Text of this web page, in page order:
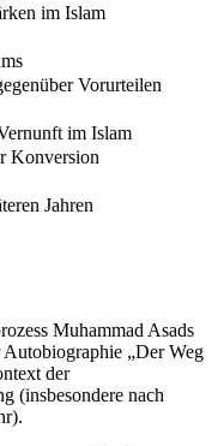
im Islam
Vorurteilen
im Islam
Konversion
Jahren
Muhammad Asads
Autobiographie „Der Weg
der
(insbesondere nach